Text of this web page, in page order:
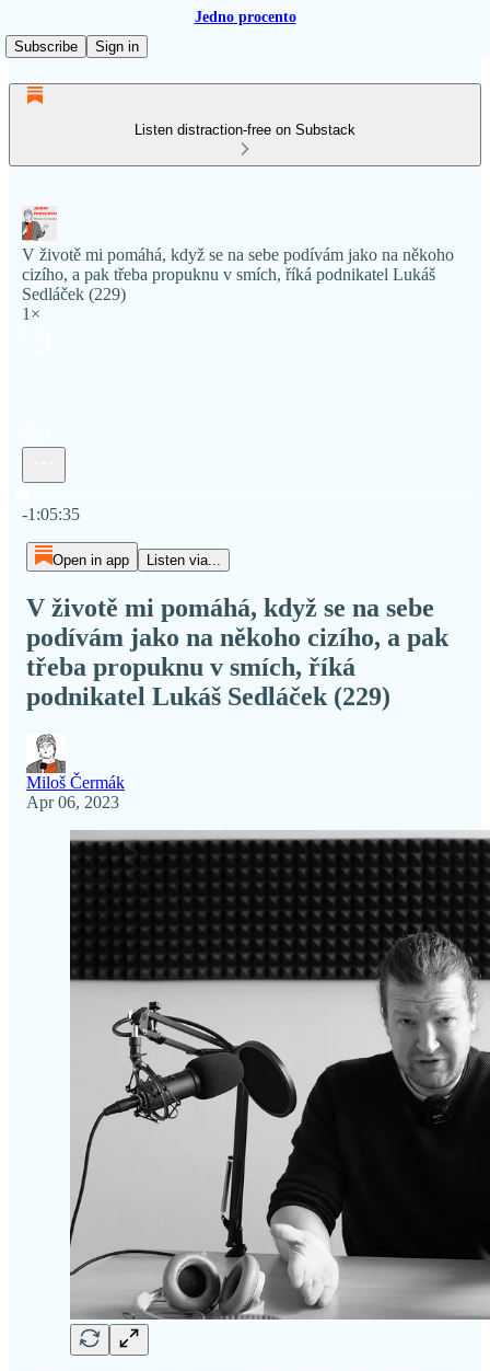
Jedno procento
Subscribe
Sign in
Listen distraction-free on Substack
V životě mi pomáhá, když se na sebe podívám jako na někoho
cizího, a pak třeba propuknu v smích, říká podnikatel Lukáš
Sedláček (229)
1×
-1:05:35
Open in app Listen via...
V životě mi pomáhá, když se na sebe
podívám jako na někoho cizího, a pak
třeba propuknu v smích, říká
podnikatel Lukáš Sedláček (229)
Miloš Čermák
Apr 06, 2023